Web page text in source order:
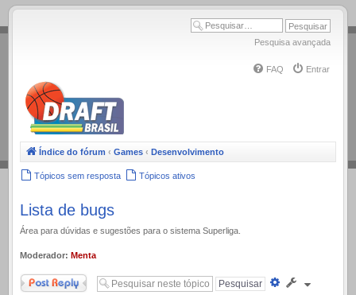
.
Pesquisa avançada
FAQ Entrar
Índice do fórum ‹ Games ‹ Desenvolvimento
Tópicos sem resposta Tópicos ativos
Lista de bugs
Área para dúvidas e sugestões para o sistema Superliga.
Moderador: Menta
Responder
Pesquisa